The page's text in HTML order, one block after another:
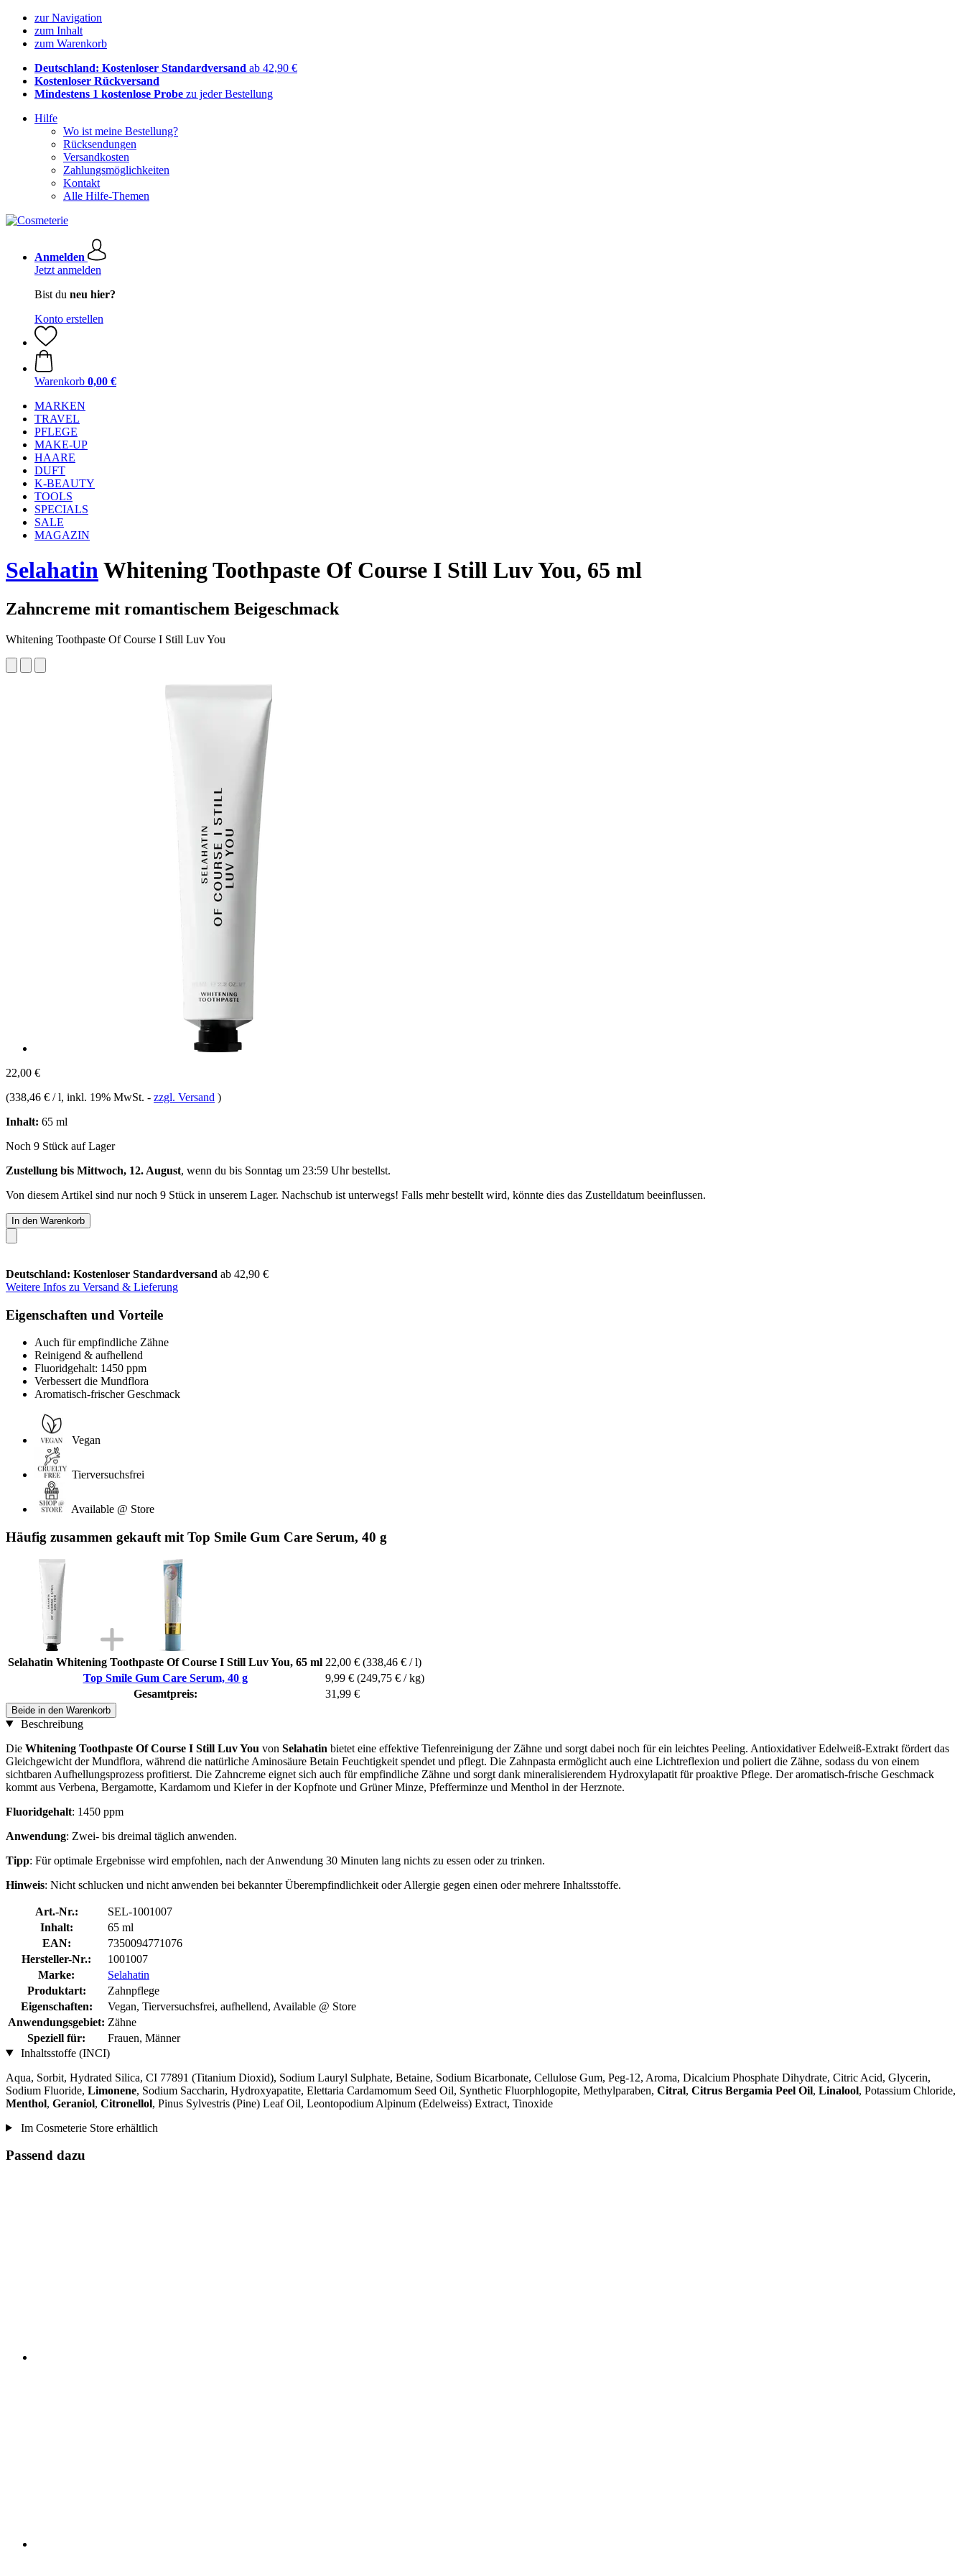
zur Navigation
zum Inhalt
zum Warenkorb
Deutschland: Kostenloser Standardversand ab 42,90 €
Kostenloser Rückversand
Mindestens 1 kostenlose Probe zu jeder Bestellung
Hilfe
Wo ist meine Bestellung?
Rücksendungen
Versandkosten
Zahlungsmöglichkeiten
Kontakt
Alle Hilfe-Themen
Anmelden
Jetzt anmelden
Bist du neu hier?
Konto erstellen
Warenkorb 0,00 €
MARKEN
TRAVEL
PFLEGE
MAKE-UP
HAARE
DUFT
K-BEAUTY
TOOLS
SPECIALS
SALE
MAGAZIN
SelahatinWhitening Toothpaste Of Course I Still Luv You, 65 ml
Zahncreme mit romantischem Beigeschmack
Whitening Toothpaste Of Course I Still Luv You
22,00 €
(338,46 € / l, inkl. 19% MwSt. - zzgl. Versand )
Inhalt: 65 ml
Noch 9 Stück auf Lager
Zustellung bis Mittwoch, 12. August, wenn du bis Sonntag um 23:59 Uhrbestellst.
Von diesem Artikel sind nur noch 9 Stück in unserem Lager. Nachschub ist unterwegs! Falls mehr bestellt wird, könnte dies das Zustelldatum beeinflussen.
In den Warenkorb
Deutschland: Kostenloser Standardversand ab 42,90 €
Weitere Infos zu Versand & Lieferung
Eigenschaften und Vorteile
Auch für empfindliche Zähne
Reinigend & aufhellend
Fluoridgehalt: 1450 ppm
Verbessert die Mundflora
Aromatisch-frischer Geschmack
Vegan
Tierversuchsfrei
Available @ Store
Häufig zusammen gekauft mit Top Smile Gum Care Serum, 40 g
Selahatin Whitening Toothpaste Of Course I Still Luv You, 65 ml 22,00 € (338,46 € / l)
Top Smile Gum Care Serum, 40 g
9,99 € (249,75 € / kg)
Gesamtpreis:
31,99 €
Beide in den Warenkorb
Beschreibung
Die Whitening Toothpaste Of Course I Still Luv You von Selahatin bietet eine effektive Tiefenreinigung der Zähne und sorgt dabei noch für ein leichtes Peeling. Antioxidativer Edelweiß-Extrakt fördert das
Gleichgewicht der Mundflora, während die natürliche Aminosäure Betain Feuchtigkeit spendet und pflegt. Die Zahnpasta ermöglicht auch eine Lichtreflexion und poliert die Zähne, sodass du von einem
sichtbaren Aufhellungsprozess profitierst. Die Zahncreme eignet sich auch für empfindliche Zähne und sorgt dank mineralisierendem Hydroxylapatit für proaktive Pflege. Der aromatisch-frische Geschmack
kommt aus Verbena, Bergamotte, Kardamom und Kiefer in der Kopfnote und Grüner Minze, Pfefferminze und Menthol in der Herznote.
Fluoridgehalt: 1450 ppm
Anwendung: Zwei- bis dreimal täglich anwenden.
Tipp: Für optimale Ergebnisse wird empfohlen, nach der Anwendung 30 Minuten lang nichts zu essen oder zu trinken.
Hinweis: Nicht schlucken und nicht anwenden bei bekannter Überempfindlichkeit oder Allergie gegen einen oder mehrere Inhaltsstoffe.
Art.-Nr.:
SEL-1001007
Inhalt:
65 ml
EAN:
7350094771076
Hersteller-Nr.:
1001007
Marke:
Selahatin
Produktart:
Zahnpflege
Eigenschaften:
Vegan, Tierversuchsfrei, aufhellend, Available @ Store
Anwendungsgebiet: Zähne
Speziell für:
Frauen, Männer
Inhaltsstoffe (INCI)
Aqua, Sorbit, Hydrated Silica, CI 77891 (Titanium Dioxid), Sodium Lauryl Sulphate, Betaine, Sodium Bicarbonate, Cellulose Gum, Peg-12, Aroma, Dicalcium Phosphate Dihydrate, Citric Acid, Glycerin,
Sodium Fluoride, Limonene, Sodium Saccharin, Hydroxyapatite, Elettaria Cardamomum Seed Oil, Synthetic Fluorphlogopite, Methylparaben, Citral, Citrus Bergamia Peel Oil, Linalool, Potassium Chloride,
Menthol, Geraniol, Citronellol, Pinus Sylvestris (Pine) Leaf Oil, Leontopodium Alpinum (Edelweiss) Extract, Tinoxide
Im Cosmeterie Store erhältlich
Passend dazu